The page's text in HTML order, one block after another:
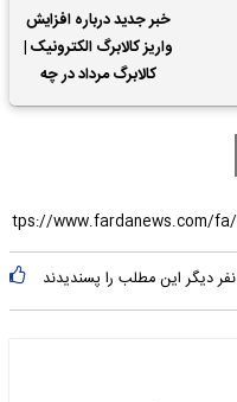
خبر جدید درباره افزایش
واریز کالابرگ الکترونیک |
کالابرگ مرداد در چه
تاریخی واریز خواهد شد؟
نفر دیگر این مطلب را پسندیدند